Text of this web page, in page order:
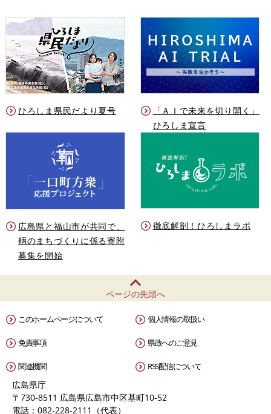
ひろしま県民だより夏号
「ＡＩで未来を切り開く」
ひろしま宣言
広島県と福山市が共同で、
鞆のまちづくりに係る寄附
募集を開始
徹底解剖！ひろしまラボ
ページの先頭へ
このホームページについて 個人情報の取扱い
免責事項 県政へのご意見
関連機関 RSS配信について
広島県庁
〒730-8511 広島県広島市中区基町10-52
電話：082-228-2111（代表）